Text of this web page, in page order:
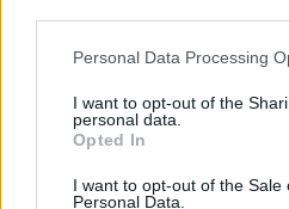
Personal Data Processing
I want to opt-out of the
personal data.
Opted In
I want to opt-out of the Sale
Personal Data.